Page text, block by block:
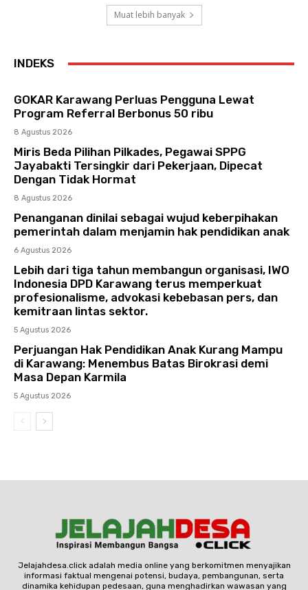
Muat lebih banyak
INDEKS
GOKAR Karawang Perluas Pengguna Lewat
Program Referral Berbonus 50 ribu
8 Agustus 2026
Miris Beda Pilihan Pilkades, Pegawai SPPG
Jayabakti Tersingkir dari Pekerjaan, Dipecat
Dengan Tidak Hormat
8 Agustus 2026
Penanganan dinilai sebagai wujud keberpihakan
pemerintah dalam menjamin hak pendidikan anak
6 Agustus 2026
Lebih dari tiga tahun membangun organisasi, IWO
Indonesia DPD Karawang terus memperkuat
profesionalisme, advokasi kebebasan pers, dan
kemitraan lintas sektor.
5 Agustus 2026
Perjuangan Hak Pendidikan Anak Kurang Mampu
di Karawang: Menembus Batas Birokrasi demi
Masa Depan Karmila
5 Agustus 2026
Jelajahdesa.click adalah media online yang berkomitmen menyajikan
informasi faktual mengenai potensi, budaya, pembangunan, serta
dinamika kehidupan pedesaan, guna menghadirkan wawasan yang